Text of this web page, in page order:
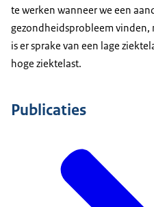
te werken wanneer we een
gezondheidsprobleem
is er sprake van een lage
hoge ziektelast.
Publicaties